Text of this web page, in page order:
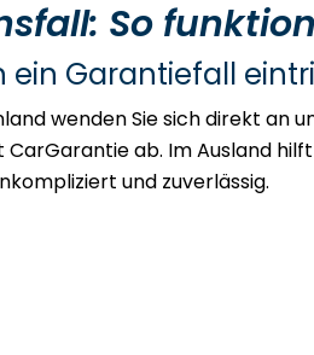
So
ein Garantiefall
wenden Sie sich direkt an
ab. Im Ausland
und zuverlässig.